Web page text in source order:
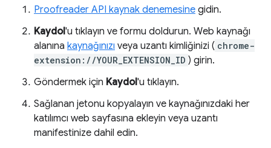
Proofreader API kaynak denemesine gidin.
Kaydol'u tıklayın ve formu doldurun. Web kaynağı
alanına kaynağınızı veya uzantı kimliğinizi ( chrome-
extension://YOUR_EXTENSION_ID ) girin.
Göndermek için Kaydol'u tıklayın.
Sağlanan jetonu kopyalayın ve kaynağınızdaki her
katılımcı web sayfasına ekleyin veya uzantı
manifestinize dahil edin.